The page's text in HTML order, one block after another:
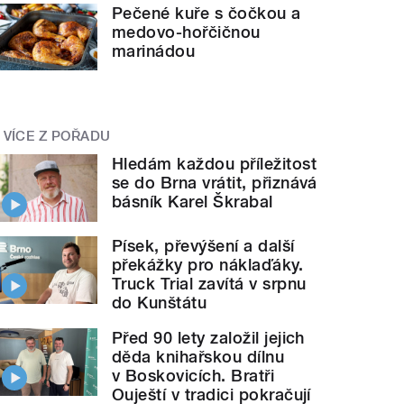
Pečené kuře s čočkou a
medovo-hořčičnou
marinádou
VÍCE Z POŘADU
Hledám každou příležitost
se do Brna vrátit, přiznává
básník Karel Škrabal
Písek, převýšení a další
překážky pro náklaďáky.
Truck Trial zavítá v srpnu
do Kunštátu
Před 90 lety založil jejich
děda knihařskou dílnu
v Boskovicích. Bratři
Ouještí v tradici pokračují